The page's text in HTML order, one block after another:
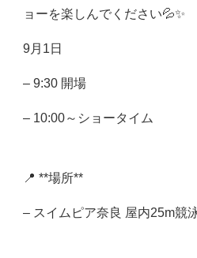
ョーを楽しんでください💦✨
9月1日
– 9:30 開場
– 10:00～ショータイム
📍 **場所**
– スイムピア奈良 屋内25m競